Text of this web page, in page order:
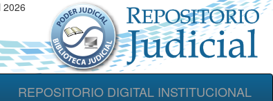
2026
REPOSITORIO DIGITAL INSTITUCIONAL